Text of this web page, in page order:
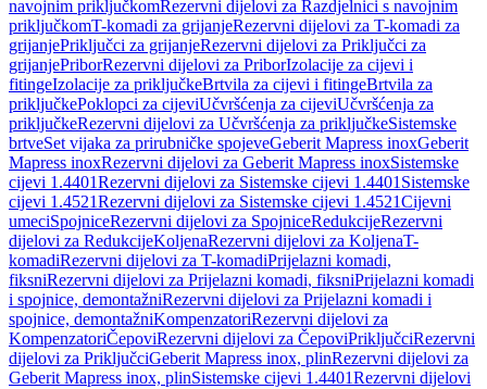
navojnim priključkomRezervni dijelovi za Razdjelnici s navojnim
priključkomT-komadi za grijanjeRezervni dijelovi za T-komadi za
grijanjePriključci za grijanjeRezervni dijelovi za Priključci za
grijanjePriborRezervni dijelovi za PriborIzolacije za cijevi i
fitingeIzolacije za priključkeBrtvila za cijevi i fitingeBrtvila za
priključkePoklopci za cijeviUčvršćenja za cijeviUčvršćenja za
priključkeRezervni dijelovi za Učvršćenja za priključkeSistemske
brtveSet vijaka za prirubničke spojeveGeberit Mapress inoxGeberit
Mapress inoxRezervni dijelovi za Geberit Mapress inoxSistemske
cijevi 1.4401Rezervni dijelovi za Sistemske cijevi 1.4401 Sistemske
cijevi 1.4521Rezervni dijelovi za Sistemske cijevi 1.4521Cijevni
umeciSpojniceRezervni dijelovi za SpojniceRedukcijeRezervni
dijelovi za RedukcijeKoljenaRezervni dijelovi za KoljenaT-
komadiRezervni dijelovi za T-komadiPrijelazni komadi,
fiksniRezervni dijelovi za Prijelazni komadi, fiksniPrijelazni komadi
i spojnice, demontažniRezervni dijelovi za Prijelazni komadi i
spojnice, demontažniKompenzatoriRezervni dijelovi za
KompenzatoriČepoviRezervni dijelovi za ČepoviPriključciRezervni
dijelovi za PriključciGeberit Mapress inox, plinRezervni dijelovi za
Geberit Mapress inox, plinSistemske cijevi 1.4401Rezervni dijelovi